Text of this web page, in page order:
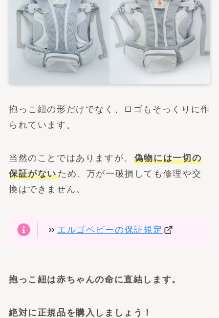
抱っこ紐の形だけでなく、ロゴもそっくりに作
られています。
当然のことではありますが、 偽物には一切の
保証がないため、万が一破損しても修理や交
換はできません。
エルゴベビーの保証規定
抱っこ紐は赤ちゃんの命に直結します。
絶対に正規品を購入しましょう！